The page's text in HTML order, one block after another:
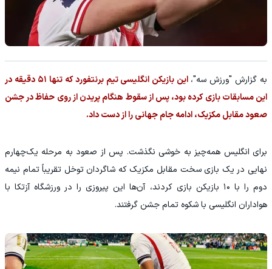
به گزارش "ورزش سه"،
این بازیکن انگلیسی تیم برنتفورد که تنها ۵۱ دقیقه در
این مسابقات بازی کرده بود، پس از سقوط هنگام پریدن از روی حفاظ در جشن
صعود مقابل مکزیک، ادامه جام جهانی را از دست داد.
برای انگلیس همه‌چیز به خوشی نگذشت. پس از صعود به مرحله یک‌چهارم
نهایی در یک بازی سخت مقابل مکزیک که شاگردان توخل تقریباً تمام نیمه
دوم را با ۱۰ بازیکن بازی کردند، آن‌ها این پیروزی را در ورزشگاه آزتکا با
هواداران انگلیسی با شکوه تمام جشن گرفتند.